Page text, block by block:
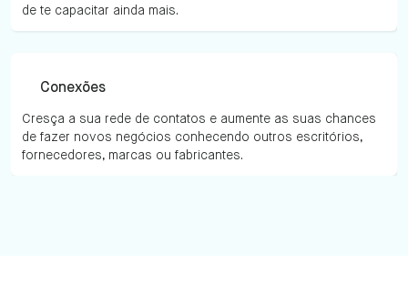
de te capacitar ainda mais.
Conexões
Cresça a sua rede de contatos e aumente as suas chances
de fazer novos negócios conhecendo outros escritórios,
fornecedores, marcas ou fabricantes.